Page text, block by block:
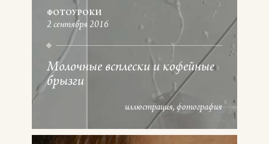
ФОТОУРОКИ
2 сентября 2016
Молочные всплески и кофейные
брызги
иллюстрация фотография